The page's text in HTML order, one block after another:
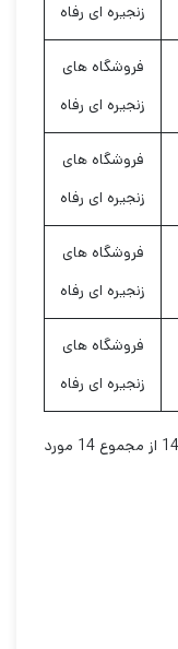
زنجیره ای رفاه
فروشگاه های
زنجیره ای رفاه
فروشگاه های
زنجیره ای رفاه
فروشگاه های
زنجیره ای رفاه
فروشگاه های
زنجیره ای رفاه